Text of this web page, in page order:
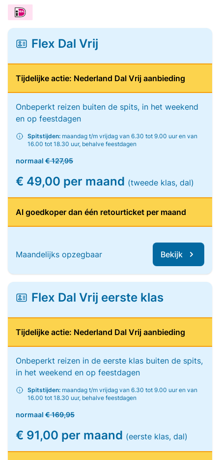
Flex Dal Vrij
Tijdelijke actie: Nederland Dal Vrij aanbieding
Onbeperkt reizen buiten de spits, in het weekend
en op feestdagen
Spitstijden: maandag t/m vrijdag van 6.30 tot 9.00 uur en van
16.00 tot 18.30 uur, behalve feestdagen
normaal € 127,95
€ 49,00 per maand (tweede klas, dal)
Al goedkoper dan één retourticket per maand
Maandelijks opzegbaar Bekijk
Flex Dal Vrij eerste klas
Tijdelijke actie: Nederland Dal Vrij aanbieding
Onbeperkt reizen in de eerste klas buiten de spits,
in het weekend en op feestdagen
Spitstijden: maandag t/m vrijdag van 6.30 tot 9.00 uur en van
16.00 tot 18.30 uur, behalve feestdagen
normaal € 169,95
€ 91,00 per maand (eerste klas, dal)